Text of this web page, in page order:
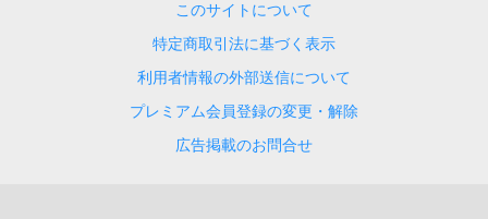
このサイトについて
特定商取引法に基づく表示
利用者情報の外部送信について
プレミアム会員登録の変更・解除
広告掲載のお問合せ